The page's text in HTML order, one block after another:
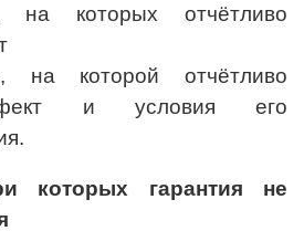
на которых отчётливо
на которой отчётливо
и условия его
которых гарантия не